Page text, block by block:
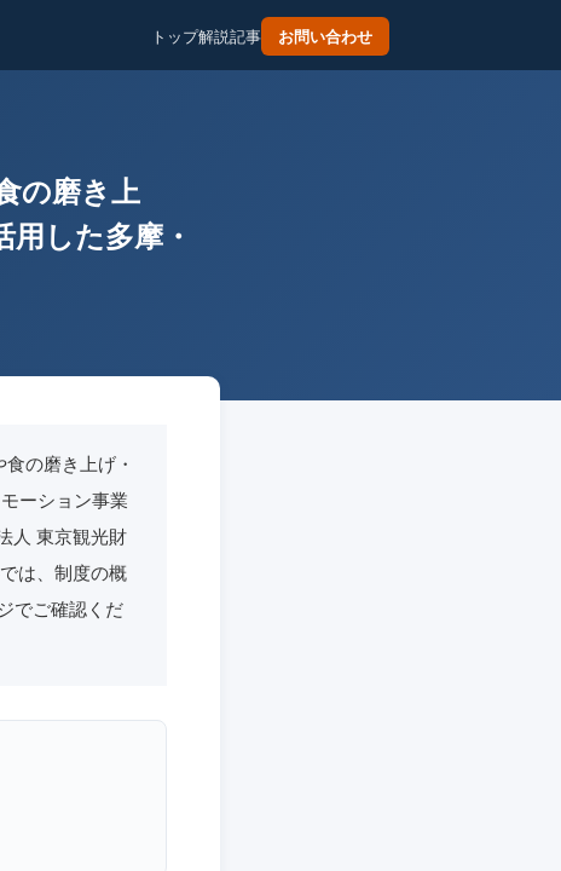
トップ解説記事 お問い合わせ
の磨き上
した多摩・
の磨き上げ・
ーション事業
人 東京観光財
は、制度の概
でご確認くだ